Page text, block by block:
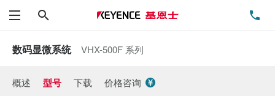
菜单
数码显微系统 VHX-500F 系列
概述 型号 下载 价格咨询